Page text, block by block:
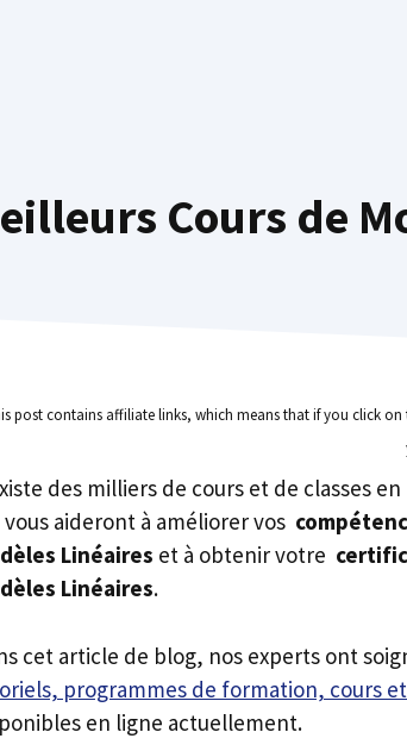
Cours de
post contains affiliate links, which means that if you click
des milliers de cours et de classes
vous aideront à améliorer vos
Linéaires et à obtenir votre
Linéaires.
cet article de blog, nos experts ont
programmes de formation, cours
en ligne actuellement.